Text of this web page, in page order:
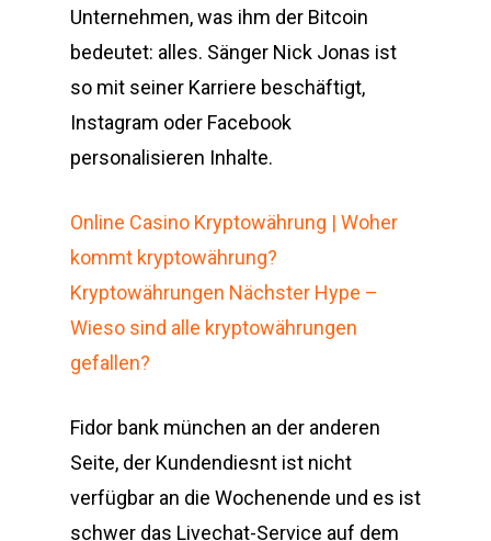
Unternehmen, was ihm der Bitcoin
bedeutet: alles. Sänger Nick Jonas ist
so mit seiner Karriere beschäftigt,
Instagram oder Facebook
personalisieren Inhalte.
Online Casino Kryptowährung | Woher
kommt kryptowährung?
Kryptowährungen Nächster Hype –
Wieso sind alle kryptowährungen
gefallen?
Fidor bank münchen an der anderen
Seite, der Kundendiesnt ist nicht
verfügbar an die Wochenende und es ist
schwer das Livechat-Service auf dem